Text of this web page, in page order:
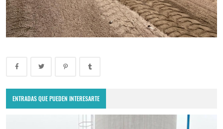
ENTRADAS QUE PUEDEN INTERESARTE